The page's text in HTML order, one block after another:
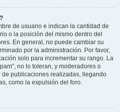
de usuario e indican la cantidad de
o la posición del mismo dentro del
En general, no puede cambiar su
por la administración. Por favor,
solo para incrementar su rango. La
no lo toleran, y moderadores o
publicaciones realizadas, llegando
como la expulsión del foro.